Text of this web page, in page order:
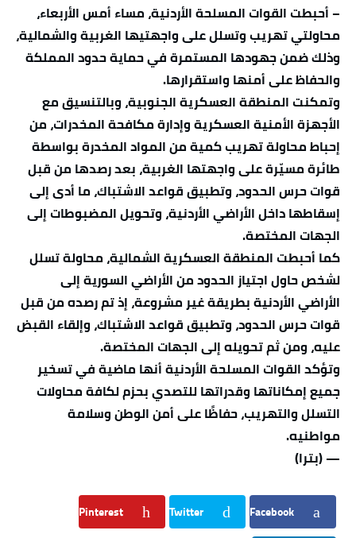
– أحبطت القوات المسلحة الأردنية، مساء أمس الأربعاء،
محاولتي تهريب وتسلل على واجهتيها الغربية والشمالية،
وذلك ضمن جهودها المستمرة في حماية حدود المملكة
والحفاظ على أمنها واستقرارها.
وتمكنت المنطقة العسكرية الجنوبية، وبالتنسيق مع
الأجهزة الأمنية العسكرية وإدارة مكافحة المخدرات، من
إحباط محاولة تهريب كمية من المواد المخدرة بواسطة
طائرة مسيّرة على واجهتها الغربية، بعد رصدها من قبل
قوات حرس الحدود، وتطبيق قواعد الاشتباك، ما أدى إلى
إسقاطها داخل الأراضي الأردنية، وتحويل المضبوطات إلى
الجهات المختصة.
كما أحبطت المنطقة العسكرية الشمالية، محاولة تسلل
لشخص حاول اجتياز الحدود من الأراضي السورية إلى
الأراضي الأردنية بطريقة غير مشروعة، إذ تم رصده من قبل
قوات حرس الحدود، وتطبيق قواعد الاشتباك، وإلقاء القبض
عليه، ومن ثم تحويله إلى الجهات المختصة.
وتؤكد القوات المسلحة الأردنية أنها ماضية في تسخير
جميع إمكاناتها وقدراتها للتصدي بحزم لكافة محاولات
التسلل والتهريب، حفاظًا على أمن الوطن وسلامة
مواطنيه.
— (بترا)
Facebook
Twitter
Pinterest